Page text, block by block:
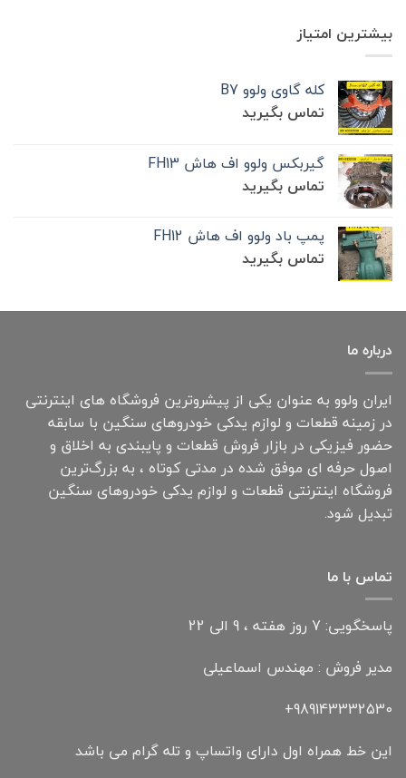
بیشترین امتیاز
کله گاوی ولوو B7
تماس بگیرید
گیربکس ولوو اف هاش FH13
تماس بگیرید
پمپ باد ولوو اف هاش FH12
تماس بگیرید
درباره ما
ایران ولوو به عنوان یکی از پیشروترین فروشگاه های اینترنتی
در زمینه قطعات و لوازم یدکی خودروهای سنگین با سابقه
حضور فیزیکی در بازار فروش قطعات و پایبندی به اخلاق و
اصول حرفه ای موفق شده در مدتی کوتاه ، به بزرگ‌ترین
فروشگاه اینترنتی قطعات و لوازم یدکی خودروهای سنگین
تبدیل شود.
تماس با ما
پاسخگویی: 7 روز هفته ، 9 الی 22
مدیر فروش : مهندس اسماعیلی
989143332530+
این خط همراه اول دارای واتساپ و تله گرام می باشد